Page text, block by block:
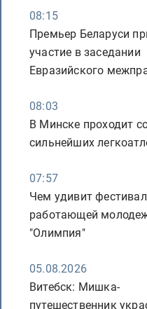
08:15
Премьер Беларуси
участие в заседании
Евразийского
08:03
В Минске проходит
сильнейших
07:57
Чем удивит
работающей
"Олимпия"
05.08.2026
Витебск: Мишка-
путешественник